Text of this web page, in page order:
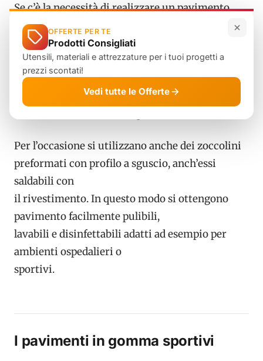
Se c’è la necessità di realizzare un pavimento
impermeabile, allora le
piastrelle o i teli devono essere ben saldati tra
loro a caldo e risvoltati
con raccordi sulle pareti in modo da ottenere
una superficie continua, senza
Per l’occasione si utilizzano anche dei zoccolini
preformati con profilo a sguscio, anch’essi
saldabili con
il rivestimento. In questo modo si ottengono
pavimento facilmente pulibili,
lavabili e disinfettabili adatti ad esempio per
ambienti ospedalieri o
sportivi.
I pavimenti in gomma sportivi
OFFERTE PER TE
Prodotti Consigliati
Utensili, materiali e attrezzature per i tuoi progetti a
prezzi scontati!
Vedi tutte le Offerte